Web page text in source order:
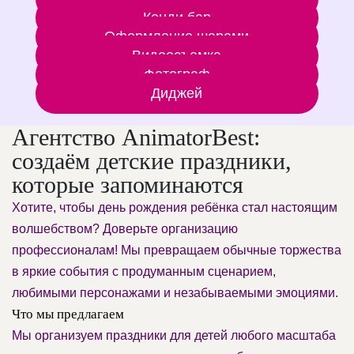
Кенди бар
Оформление шарами
Видеосъемка
Фотограф
Диджей
Агентство AnimatorBest:
создаём детские праздники,
которые запоминаются
Хотите, чтобы день рождения ребёнка стал настоящим
волшебством? Доверьте организацию
профессионалам! Мы превращаем обычные торжества
в яркие события с продуманным сценарием,
любимыми персонажами и незабываемыми эмоциями.
Что мы предлагаем
Мы организуем праздники для детей любого масштаба